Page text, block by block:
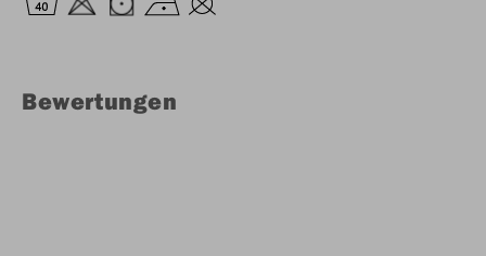
Bewertungen